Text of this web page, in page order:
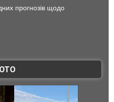
прогнозів щодо